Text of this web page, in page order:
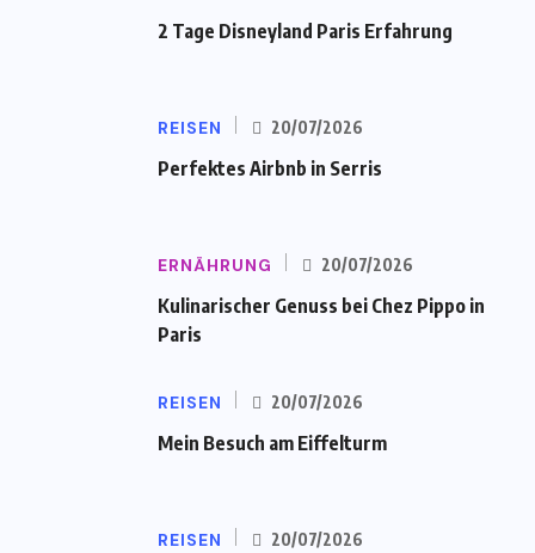
2 Tage Disneyland Paris Erfahrung
REISEN 20/07/2026
Perfektes Airbnb in Serris
ERNÄHRUNG 20/07/2026
Kulinarischer Genuss bei Chez Pippo in
Paris
REISEN 20/07/2026
Mein Besuch am Eiffelturm
REISEN 20/07/2026